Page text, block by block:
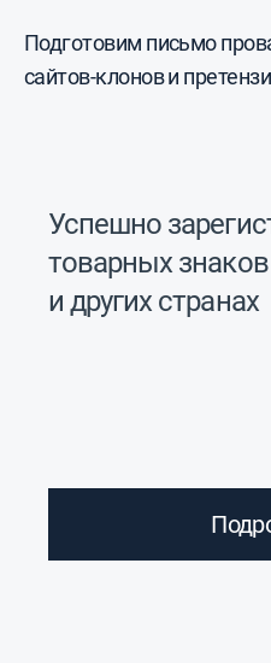
Подготовим письмо
сайтов-клонов и
Успешно
товарных
и других странах